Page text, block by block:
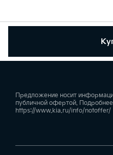
Предложение носит
публичной офертой.
https://www.kia.ru/info/notoffer/